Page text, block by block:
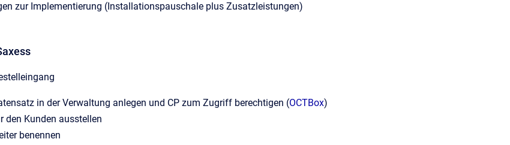
zur Implementierung (Installationspauschale plus Zusatzleistungen)
in der Verwaltung anlegen und CP zum Zugriff berechtigen (OCTBox)
den Kunden ausstellen
benennen